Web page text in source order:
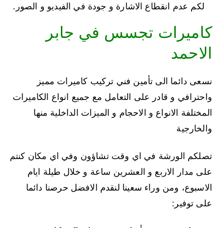
لكم عدم انقطاع الاشارة و جودة في الفيديو و الصور.
كاميرات تجسس في جابر
الاحمد
نسعى دائما الى تأمين فني تركيب كاميرات مميز
واحترافي و قادر على التعامل مع جميع انواع الكاميرات
المختلفة الانواع و الاحجام و الميزات الداخلية منها
والخارجية
تصلكم الورشة في اي وقت تشاؤون وفي اي مكان كنتم
على مدار الاربع و العشرين ساعة و خلال طيلة ايام
الاسبوع، ومن وراء سعينا لنقدم الافضل حرصنا دائما
على توفير: